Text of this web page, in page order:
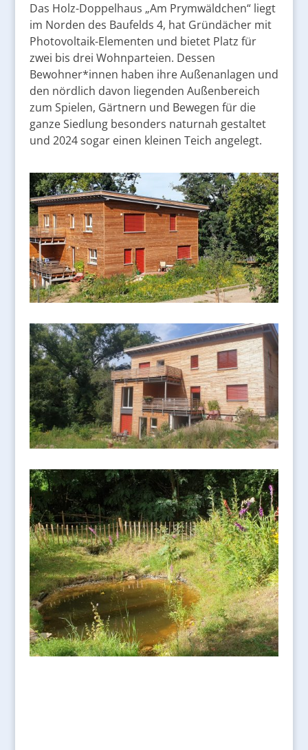
Das Holz-Doppelhaus „Am Prymwäldchen“ liegt
im Norden des Baufelds 4, hat Gründächer mit
Photovoltaik-Elementen und bietet Platz für
zwei bis drei Wohnparteien. Dessen
Bewohner*innen haben ihre Außenanlagen und
den nördlich davon liegenden Außenbereich
zum Spielen, Gärtnern und Bewegen für die
ganze Siedlung besonders naturnah gestaltet
und 2024 sogar einen kleinen Teich angelegt.